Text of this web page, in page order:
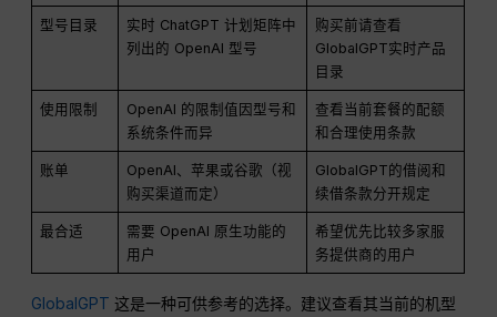
型号目录
实时 ChatGPT 计划矩阵中
列出的 OpenAI 型号
购买前请查看
GlobalGPT实时产品
目录
使用限制
OpenAI 的限制值因型号和
系统条件而异
查看当前套餐的配额
和合理使用条款
账单
OpenAI、苹果或谷歌（视
购买渠道而定）
GlobalGPT的借阅和
续借条款分开规定
最合适
需要 OpenAI 原生功能的
用户
希望优先比较多家服
务提供商的用户
GlobalGPT 这是一种可供参考的选择。建议查看其当前的机型